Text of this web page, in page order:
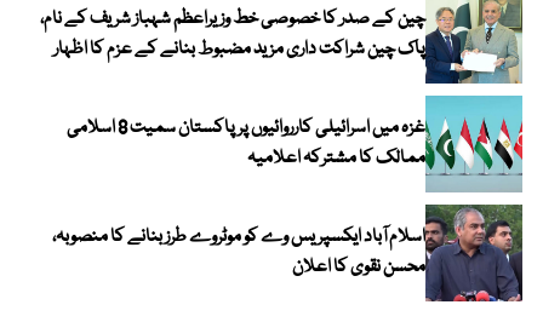
چین کے صدر کا خصوصی خط وزیراعظم شہباز شریف کے نام،
پاک چین شراکت داری مزید مضبوط بنانے کے عزم کا اظہار
غزہ میں اسرائیلی کارروائیوں پر پاکستان سمیت 8 اسلامی
ممالک کا مشترکہ اعلامیہ
اسلام آباد ایکسپریس وے کو موٹروے طرز بنانے کا منصوبہ،
محسن نقوی کا اعلان